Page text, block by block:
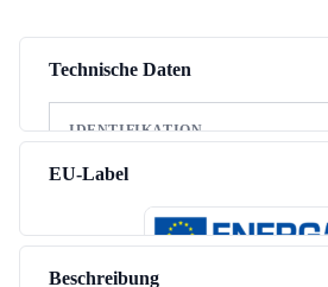
Technische Daten
IDENTIFIKATION
Marke
Jahreszeit Sommer
EU-Label
Beschreibung